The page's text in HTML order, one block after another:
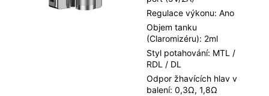
Regulace výkonu: Ano
Objem tanku
(Claromizéru): 2ml
Styl potahování: MTL /
RDL / DL
Odpor žhavících hlav v
balení: 0,3Ω, 1,8Ω